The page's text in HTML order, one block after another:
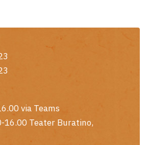
via Teams
16.00 Teater Buratino,